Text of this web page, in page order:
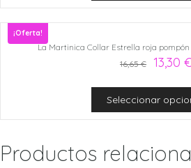
¡Oferta!
La Martinica Collar Estrella roja
16,65€ 13,30
Seleccionar
Productos